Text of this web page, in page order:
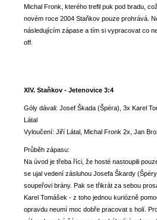
Michal Fronk, kterého trefil puk pod bradu,
novém roce 2004 Staňkov pouze prohrává.
následujícím zápase a tím si vypracovat co
off.
XIV. Staňkov - Jetenovice 3:4
Góly dávali: Josef Škada (Špéra), 3x Karel
Látal
Vyloučení: Jiří Látal, Michal Fronk 2x, Jan
Průběh zápasu:
Na úvod je třeba říci, že hosté nastoupili
se ujal vedení zásluhou Josefa Škardy
soupeřovi brány. Pak se třikrát za sebou
Karel Tomášek - z toho jednou kuriózně
opravdu neumí moc dobře pracovat s holí.